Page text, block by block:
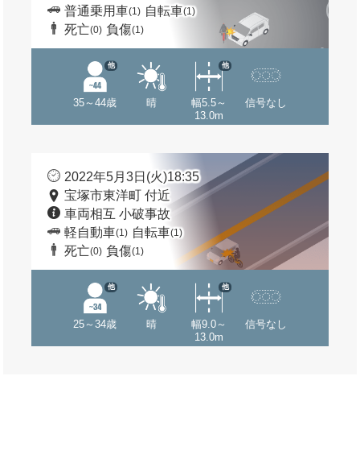
普通乗用車(1) 自転車(1)
死亡(0) 負傷(1)
35～44歳
他
晴
幅5.5～
13.0m
他
信号なし
2022年5月3日(火)18:35
宝塚市東洋町 付近
車両相互 小破事故
軽自動車(1) 自転車(1)
死亡(0) 負傷(1)
25～34歳
他
晴
幅9.0～
13.0m
他
信号なし